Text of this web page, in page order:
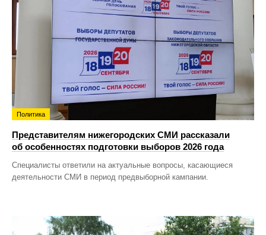
Политика
Представителям нижегородских СМИ рассказали
об особенностях подготовки выборов 2026 года
Специалисты ответили на актуальные вопросы, касающиеся
деятельности СМИ в период предвыборной кампании.